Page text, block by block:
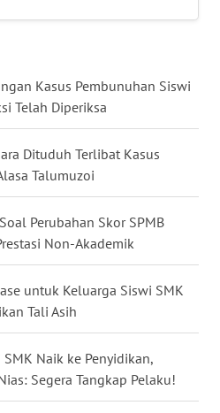
Kasus Pembunuhan Siswi
Telah Diperiksa
Dituduh Terlibat Kasus
Talumuzoi
Perubahan Skor SPMB
Non-Akademik
untuk Keluarga Siswi SMK
Tali Asih
Naik ke Penyidikan,
Segera Tangkap Pelaku!